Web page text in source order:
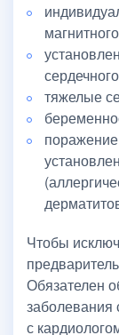
тяжелые
Чтобы
Обязателен
заболевания
с